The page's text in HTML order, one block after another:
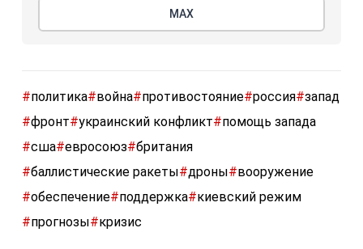
МАХ
#политика#война#противостояние#россия#запад
#фронт#украинский конфликт#помощь запада
#сша#евросоюз#британия
#баллистические ракеты#дроны#вооружение
#обеспечение#поддержка#киевский режим
#прогнозы#кризис